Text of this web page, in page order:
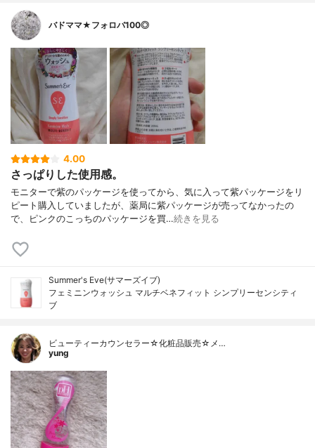
バドママ★フォロバ100◎
4.00
さっぱりした使用感。
モニターで紫のパッケージを使ってから、気に入って紫パッケージをリ
ピート購入していましたが、薬局に紫パッケージが売ってなかったの
で、ピンクのこっちのパッケージを買…続きを見る
Summer's Eve(サマーズイブ)
フェミニンウォッシュ マルチベネフィット シンプリーセンシティ
ブ
ビューティーカウンセラー☆化粧品販売☆メ…
yung